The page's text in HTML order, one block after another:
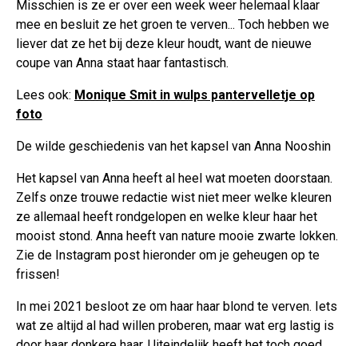
Misschien is ze er over een week weer helemaal klaar
mee en besluit ze het groen te verven... Toch hebben we
liever dat ze het bij deze kleur houdt, want de nieuwe
coupe van Anna staat haar fantastisch.
Lees ook: Monique Smit in wulps pantervelletje op
foto
De wilde geschiedenis van het kapsel van Anna Nooshin
Het kapsel van Anna heeft al heel wat moeten doorstaan.
Zelfs onze trouwe redactie wist niet meer welke kleuren
ze allemaal heeft rondgelopen en welke kleur haar het
mooist stond. Anna heeft van nature mooie zwarte lokken.
Zie de Instagram post hieronder om je geheugen op te
frissen!
In mei 2021 besloot ze om haar haar blond te verven. Iets
wat ze altijd al had willen proberen, maar wat erg lastig is